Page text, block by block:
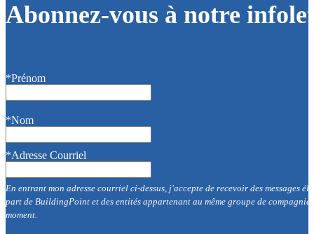
Abonnez-vous à notre
*Prénom
*Nom
*Adresse Courriel
En entrant mon adresse courriel ci-dessus, j'accepte de recevoir des
part de BuildingPoint et des entités appartenant au même groupe de
moment.